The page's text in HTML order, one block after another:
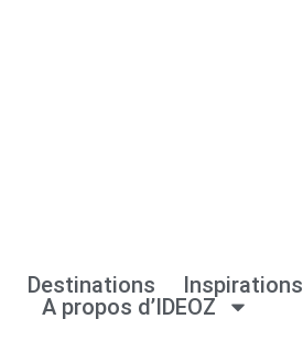
Destinations Inspirations
A propos d’IDEOZ